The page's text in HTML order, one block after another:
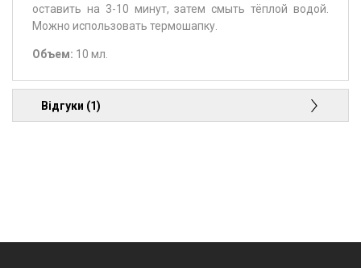
оставить на 3-10 минут, затем смыть тёплой водой.
Можно использовать термошапку.
Объем: 10 мл.
Відгуки (1)